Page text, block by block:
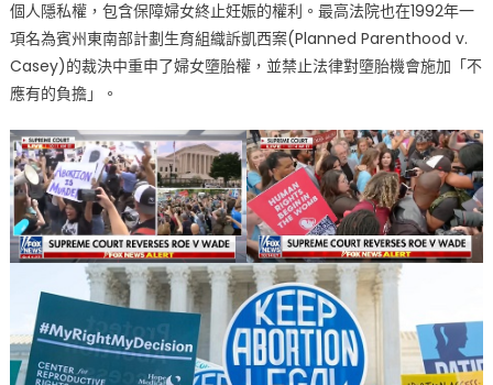
個人隱私權，包含保障婦女終止妊娠的權利。最高法院也在1992年一
項名為賓州東南部計劃生育組織訴凱西案(Planned Parenthood v.
Casey)的裁決中重申了婦女墮胎權，並禁止法律對墮胎機會施加「不
應有的負擔」。